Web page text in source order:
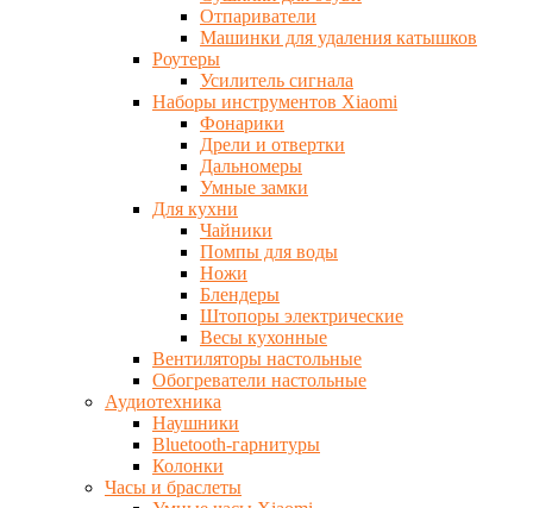
Отпариватели
Машинки для удаления катышков
Роутеры
Усилитель сигнала
Наборы инструментов Xiaomi
Фонарики
Дрели и отвертки
Дальномеры
Умные замки
Для кухни
Чайники
Помпы для воды
Ножи
Блендеры
Штопоры электрические
Весы кухонные
Вентиляторы настольные
Обогреватели настольные
Аудиотехника
Наушники
Bluetooth-гарнитуры
Колонки
Часы и браслеты